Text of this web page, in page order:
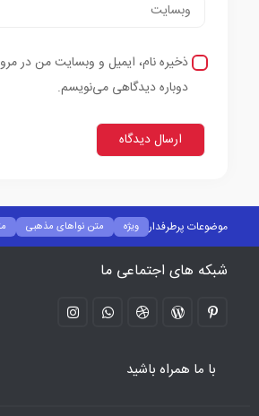
ذخیره نام، ایمیل و وبسایت من در
دوباره دیدگاهی می‌نویسم.
موضوعات پرطرفدار ویژه متن نواهای مذهبی
متن آهنگ کردی
متن آهنگ رپ متن آهنگ
متن آهنگ ایرانی پاپ
بیوگرافی خواننده هاشبکه های اجتماعی ما
با ما همراه باشید